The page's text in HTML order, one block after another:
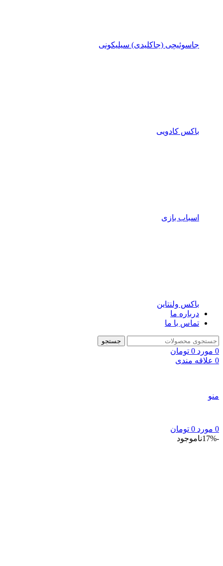
جاسوئیچی (جاکلیدی) سیلیکونی
باکس کادویی
اسباب بازی
باکس ولنتاین
درباره ما
تماس با ما
جستجو
0 مورد 0 تومان
0 علاقه مندی
منو
0 مورد 0 تومان
-17%
ناموجود